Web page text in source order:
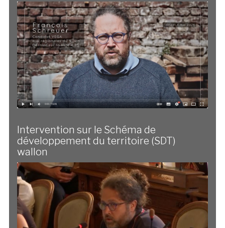
Intervention sur le Schéma de
développement du territoire (SDT)
wallon